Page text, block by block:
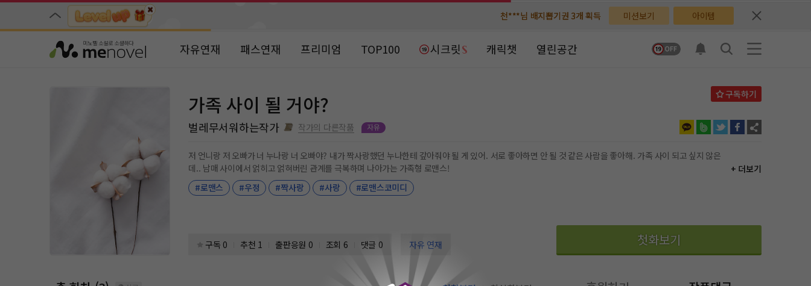
천***님 배지뽑기권 3개 획득
천***님 배지뽑기권 3개 획득
메**님 노벨패스 체험권 3일 획득
메**님 노벨패스 체험권 3일 획득
미션보기 아이템
자유연재 패스연재 프리미엄 TOP100 시크릿 캐릭챗 열린공간
가족 사이 될 거야?
벌레무서워하는작가 작가의 다른작품
저 언니랑 저 오빠가 너 누나랑 너 오빠야? 내가 짝사랑했던 누나한테 갚아줘야 될 게 있어. 서로 좋아하면 안 될 것 같은 사람을 좋아해. 가족 사이 되고 싶지 않은
데.. 남매 사이에서 얽히고 얽혀버린 관계를 극복하며 나아가는 가족형 로맨스!
+ 더보기
#로맨스
#우정 #짝사랑 #사랑 #로맨스코미디
구독 0 추천 1 출판응원 0 조회 6 댓글 0 자유 연재 첫화보기
0